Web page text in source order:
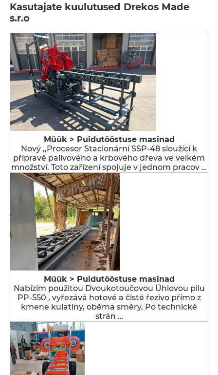
Kasutajate kuulutused Drekos Made
s.r.o
Müük > Puidutööstuse masinad
Nový ,,Procesor Stacionární SSP-48 sloužící k
přípravě palivového a krbového dřeva ve velkém
množství. Toto zařízení spojuje v jednom pracov …
Müük > Puidutööstuse masinad
Nabízím použitou Dvoukotoučovou Úhlovou pilu
PP-550 , vyřezává hotové a čisté řezivo přímo z
kmene kulatiny, oběma směry, Po technické
strán …